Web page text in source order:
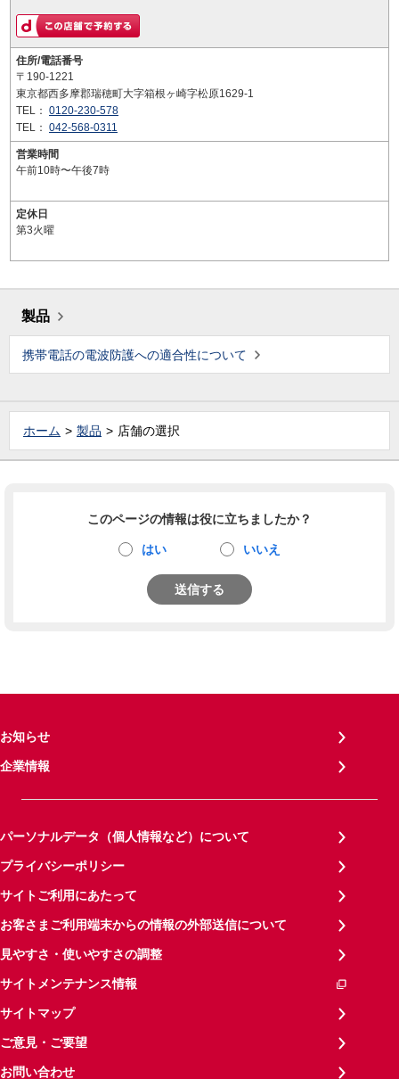
住所/電話番号
〒190-1221
東京都西多摩郡瑞穂町大字箱根ヶ崎字松原1629-1
TEL： 0120-230-578
TEL： 042-568-0311
営業時間
午前10時〜午後7時
定休日
第3火曜
製品
携帯電話の電波防護への適合性について
ホーム 製品 店舗の選択
このページの情報は役に立ちましたか？
はい いいえ
送信する
お知らせ
企業情報
パーソナルデータ（個人情報など）について
プライバシーポリシー
サイトご利用にあたって
お客さまご利用端末からの情報の外部送信について
見やすさ・使いやすさの調整
サイトメンテナンス情報
サイトマップ
ご意見・ご要望
お問い合わせ